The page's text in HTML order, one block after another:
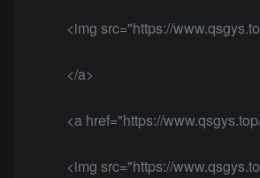
<img src="https://
</a>
<a href="https://
<img src="https://